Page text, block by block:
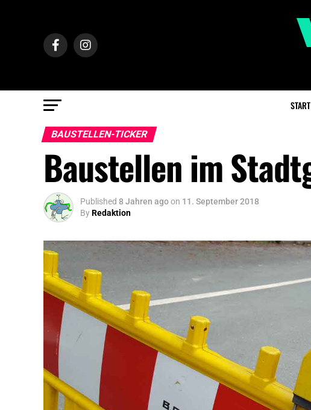
START
BAUSTELLEN-TICKER
Baustellen im
Published 8 Jahren agoon 11. September 2018
ByRedaktion